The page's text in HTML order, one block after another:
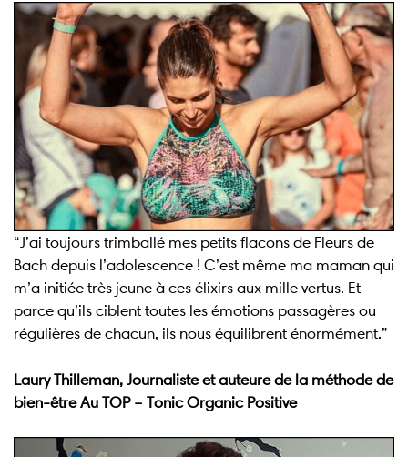
“J’ai toujours trimballé mes petits flacons de Fleurs de
Bach depuis l’adolescence ! C’est même ma maman qui
m’a initiée très jeune à ces élixirs aux mille vertus. Et
parce qu’ils ciblent toutes les émotions passagères ou
régulières de chacun, ils nous équilibrent énormément.”
Laury Thilleman, Journaliste et auteure de la méthode de
bien-être Au TOP – Tonic Organic Positive